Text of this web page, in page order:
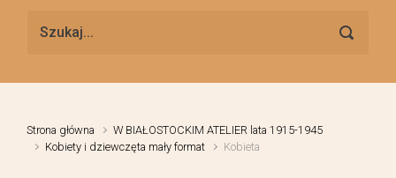
Strona główna
W BIAŁOSTOCKIM ATELIER lata 1915-1945
Kobiety i dziewczęta mały format
Kobieta